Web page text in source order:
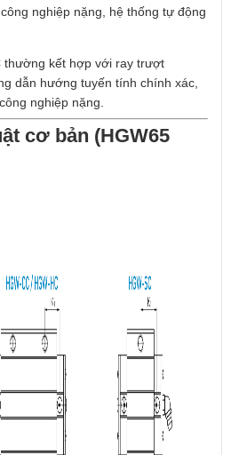
nghiệp nặng, hệ thống tự động
thường kết hợp với ray trượt
dẫn hướng tuyến tính chính xác,
nghiệp nặng.
cơ bản (HGW65